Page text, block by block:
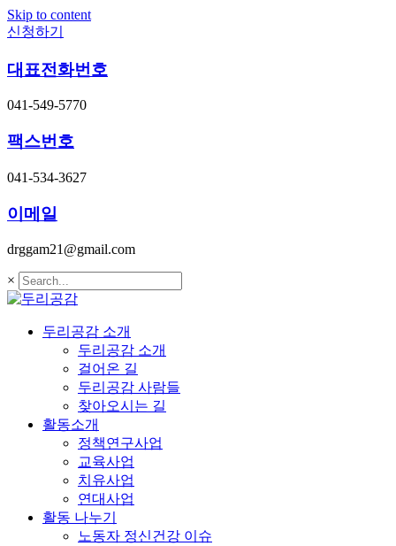
Skip to content
신청하기
대표전화번호
041-549-5770
팩스번호
041-534-3627
이메일
drggam21@gmail.com
×
두리공감 소개
두리공감 소개
걸어온 길
두리공감 사람들
찾아오시는 길
활동소개
정책연구사업
교육사업
치유사업
연대사업
활동 나누기
노동자 정신건강 이슈